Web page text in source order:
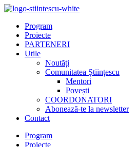
Program
Proiecte
PARTENERI
Utile
Noutăți
Comunitatea Științescu
Mentori
Povești
COORDONATORI
Abonează-te la newsletter
Contact
Program
Proiecte